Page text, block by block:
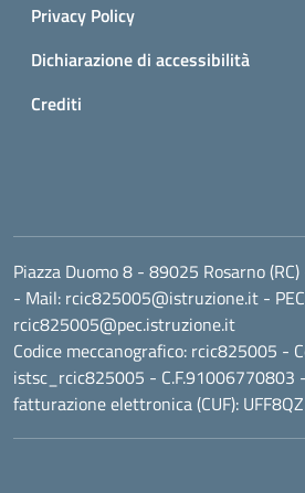
Privacy Policy
Dichiarazione di accessibilità
Crediti
Piazza Duomo 8 - 89025 Rosarno (RC)
- Mail: rcic825005@istruzione.it -
rcic825005@pec.istruzione.it
Codice meccanografico: rcic825005 -
istsc_rcic825005 - C.F.91006770803
fatturazione elettronica (CUF): UFF8QZ